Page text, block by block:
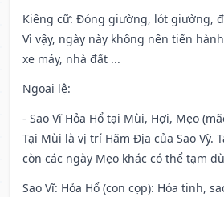
Kiêng cữ: Đóng giường, lót giường,
Vì vậy, ngày này không nên tiến
xe máy, nhà đất ...
Ngoại lệ:
- Sao Vĩ Hỏa Hổ tại Mùi, Hợi, Mẹo
Tại Mùi là vị trí Hãm Địa của Sao Vỹ.
còn các ngày Mẹo khác có thể tạm
Sao Vĩ: Hỏa Hổ (con cọp): Hỏa tinh,